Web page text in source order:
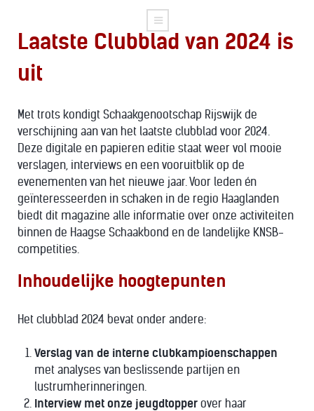
Laatste Clubblad van 2024 is
uit
Met trots kondigt Schaakgenootschap Rijswijk de
verschijning aan van het laatste clubblad voor 2024.
Deze digitale en papieren editie staat weer vol mooie
verslagen, interviews en een vooruitblik op de
evenementen van het nieuwe jaar. Voor leden én
geïnteresseerden in schaken in de regio Haaglanden
biedt dit magazine alle informatie over onze activiteiten
binnen de Haagse Schaakbond en de landelijke KNSB-
competities.
Inhoudelijke hoogtepunten
Het clubblad 2024 bevat onder andere:
Verslag van de interne clubkampioenschappen
met analyses van beslissende partijen en
lustrumherinneringen.
Interview met onze jeugdtopper over haar